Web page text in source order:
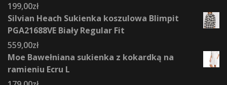
199,00zł
Silvian Heach Sukienka koszulowa Blimpit
PGA21688VE Biały Regular Fit
559,00zł
Moe Bawełniana sukienka z kokardką na
ramieniu Ecru L